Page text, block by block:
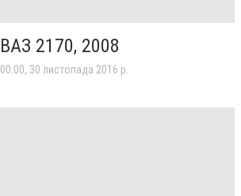
ВАЗ 2170, 2008
00:00, 30 листопада 2016 р.